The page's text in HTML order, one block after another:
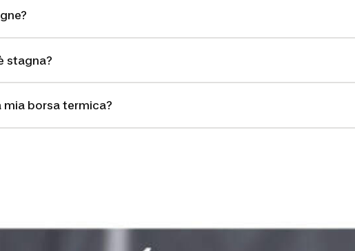
stagna?
mia borsa termica?